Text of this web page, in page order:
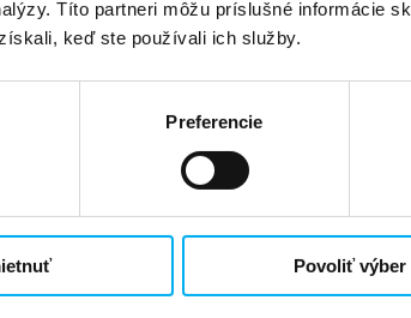
Títo partneri môžu príslušné informácie
keď ste používali ich služby.
Preferencie
Povoliť výber